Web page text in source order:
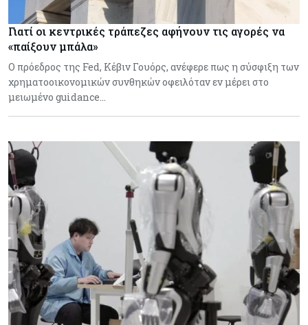
Γιατί οι κεντρικές τράπεζες αφήνουν τις αγορές να
«παίξουν μπάλα»
Ο πρόεδρος της Fed, Κέβιν Γουόρς, ανέφερε πως η σύσφιξη των
χρηματοοικονομικών συνθηκών οφειλόταν εν μέρει στο
μειωμένο guidance…